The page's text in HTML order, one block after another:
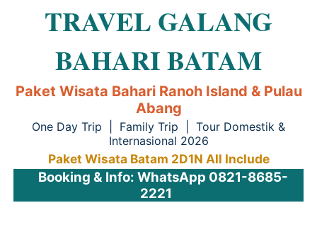
TRAVEL GALANG
BAHARI BATAM
Paket Wisata Bahari Ranoh Island & Pulau
Abang
One Day Trip | Family Trip | Tour Domestik &
Internasional 2026
Paket Wisata Batam 2D1N All Include
Booking & Info: WhatsApp 0821-8685-
2221